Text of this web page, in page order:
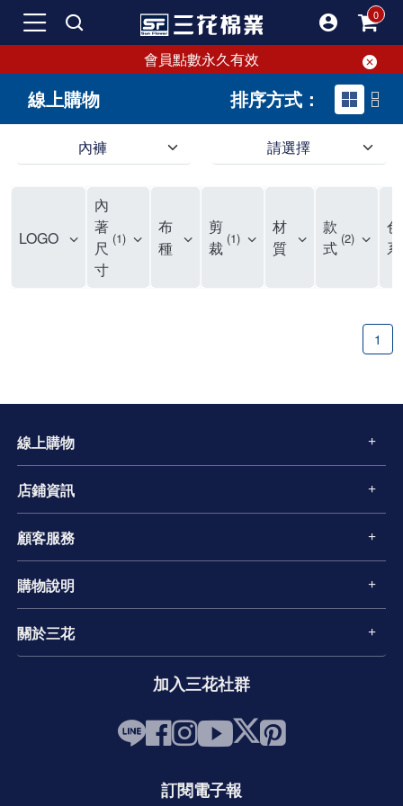
會員點數永久有效
線上購物 排序方式：
內褲 請選擇
LOGO
內
著
尺
寸
1
布
種
剪
裁 1
材
質
款
式 2
色
系
1
線上購物
店鋪資訊
顧客服務
購物說明
關於三花
加入三花社群
訂閱電子報